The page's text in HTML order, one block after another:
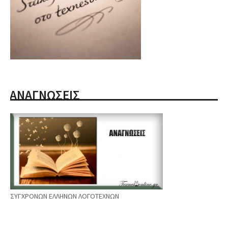
ΑΝΑΓΝΩΣΕΙΣ
ΣΥΓΧΡΟΝΩΝ ΕΛΛΗΝΩΝ ΛΟΓΟΤΕΧΝΩΝ